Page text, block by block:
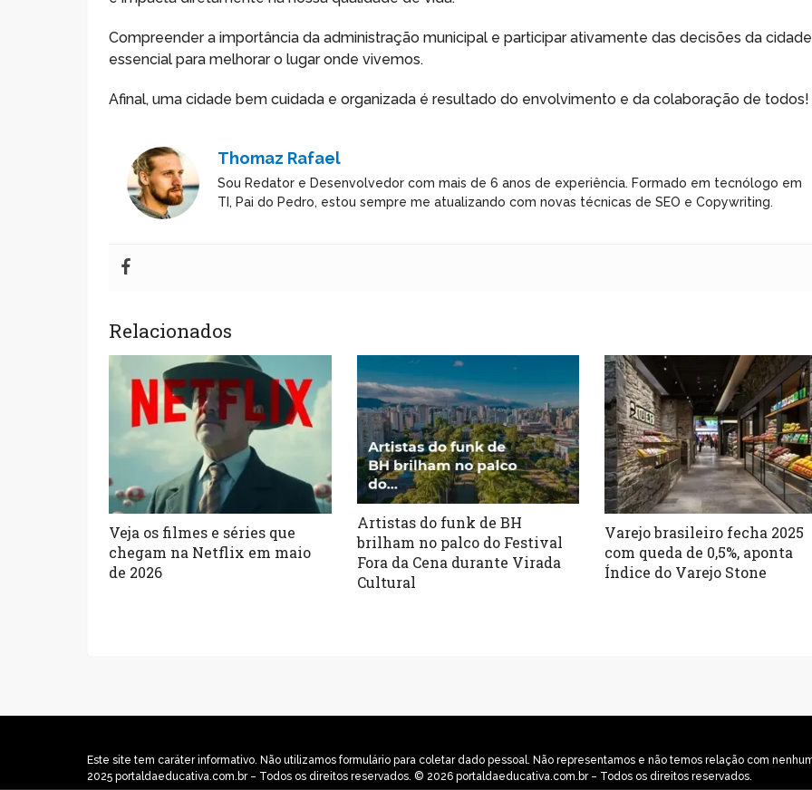
Compreender a importância da administração municipal e participar ativamente das decisões da
essencial para melhorar o lugar onde vivemos.
Afinal, uma cidade bem cuidada e organizada é resultado do envolvimento e da colaboração de todos!
Thomaz Rafael
Sou Redator e Desenvolvedor com mais de 6 anos de experiência. Formado em tecnólogo em
TI, Pai do Pedro, estou sempre me atualizando com novas técnicas de SEO e Copywriting.
Relacionados
Veja os filmes e séries que
chegam na Netflix em maio
de 2026
Artistas do funk de BH
brilham no palco do Festival
Fora da Cena durante Virada
Cultural
Varejo brasileiro fecha 2025
com queda de 0,5%, aponta
Índice do Varejo Stone
Este site tem caráter informativo. Não utilizamos formulário para coletar dado pessoal. Não representamos e não temos relação com
2025 portaldaeducativa.com.br – Todos os direitos reservados. © 2026 portaldaeducativa.com.br – Todos os direitos reservados.